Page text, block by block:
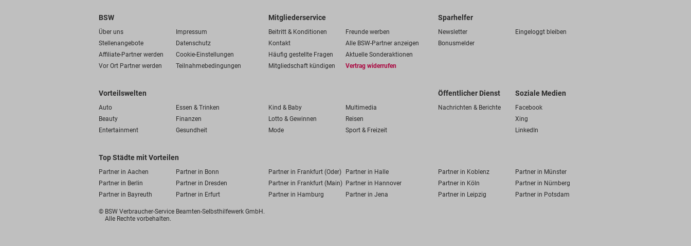
BSW
Über uns
Impressum
Stellenangebote
Datenschutz
Affiliate-Partner werden
Cookie-Einstellungen
Vor Ort Partner werden
Teilnahmebedingungen
Mitgliederservice
Beitritt & Konditionen
Freunde werben
Kontakt
Alle BSW-Partner anzeigen
Häufig gestellte Fragen
Aktuelle Sonderaktionen
Mitgliedschaft kündigen
Vertrag widerrufen
Sparhelfer
Newsletter
Eingeloggt bleiben
Bonusmelder
Vorteilswelten
Auto Essen & Trinken Kind & Baby
Multimedia
Beauty
Finanzen Lotto & Gewinnen
Reisen
Entertainment
Gesundheit Mode Sport & Freizeit
Öffentlicher Dienst
Nachrichten & Berichte
Soziale Medien
Facebook
Xing
LinkedIn
Top Städte mit Vorteilen
Partner in Aachen Partner in Bonn Partner in Frankfurt (Oder) Partner in Halle Partner in Koblenz
Partner in Münster
Partner in Berlin
Partner in Dresden Partner in Frankfurt (Main) Partner in Hannover Partner in Köln
Partner in Nürnberg
Partner in Bayreuth
Partner in Erfurt Partner in Hamburg Partner in Jena Partner in Leipzig Partner in Potsdam
© BSW Verbraucher-Service Beamten-Selbsthilfewerk GmbH.
Alle Rechte vorbehalten.